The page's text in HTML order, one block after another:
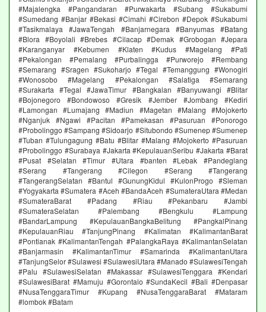
#Majalengka #Pangandaran #Purwakarta #Subang #Sukabumi
#Sumedang #Banjar #Bekasi #Cimahi #Cirebon #Depok #Sukabumi
#Tasikmalaya #JawaTengah #Banjarnegara #Banyumas #Batang
#Blora #Boyolali #Brebes #Cilacap #Demak #Grobogan #Jepara
#Karanganyar #Kebumen #Klaten #Kudus #Magelang #Pati
#Pekalongan #Pemalang #Purbalingga #Purworejo #Rembang
#Semarang #Sragen #Sukoharjo #Tegal #Temanggung #Wonogiri
#Wonosobo #Magelang #Pekalongan #Salatiga #Semarang
#Surakarta #Tegal #JawaTimur #Bangkalan #Banyuwangi #Blitar
#Bojonegoro #Bondowoso #Gresik #Jember #Jombang #Kediri
#Lamongan #Lumajang #Madiun #Magetan #Malang #Mojokerto
#Nganjuk #Ngawi #Pacitan #Pamekasan #Pasuruan #Ponorogo
#Probolinggo #Sampang #Sidoarjo #Situbondo #Sumenep #Sumenep
#Tuban #Tulungagung #Batu #Blitar #Malang #Mojokerto #Pasuruan
#Probolinggo #Surabaya #Jakarta #KepulauanSeribu #Jakarta #Barat
#Pusat #Selatan #Timur #Utara #banten #Lebak #Pandeglang
#Serang #Tangerang #Cilegon #Serang #Tangerang
#TangerangSelatan #Bantul #GunungKidul #KulonProgo #Sleman
#Yogyakarta #Sumatera #Aceh #BandaAceh #SumateraUtara #Medan
#SumateraBarat #Padang #Riau #Pekanbaru #Jambi
#SumateraSelatan #Palembang #Bengkulu #Lampung
#BandarLampung #KepulauanBangkaBelitung #PangkalPinang
#KepulauanRiau #TanjungPinang #Kalimatan #KalimantanBarat
#Pontianak #KalimantanTengah #PalangkaRaya #KalimantanSelatan
#Banjarmasin #KalimantanTimur #Samarinda #KalimantanUtara
#TanjungSelor #Sulawesi #SulawesiUtara #Manado #SulawesiTengah
#Palu #SulawesiSelatan #Makassar #SulawesiTenggara #Kendari
#SulawesiBarat #Mamuju #Gorontalo #SundaKecil #Bali #Denpasar
#NusaTenggaraTimur #Kupang #NusaTenggaraBarat #Mataram
#lombok #Batam